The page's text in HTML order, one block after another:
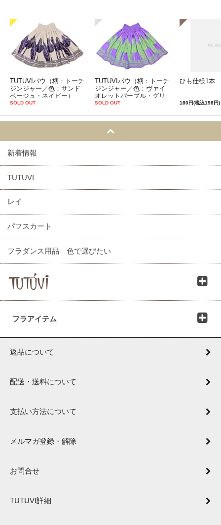
TUTUVIパウ（柄：トーチ
ジンジャー／色：サンド
ベージュ・ネイビー）
SOLD OUT
TUTUVIパウ（柄：トーチ
ジンジャー／色：ヴァイ
オレットパープル・グリ
ーン）
SOLD OUT
ひも仕様1本
180円(税込198円)
新着情報
TUTUVI
レイ
パフスカート
フラダンス用品 色で選びたい
フラアイテム
返品について
配送・送料について
支払い方法について
メルマガ登録・解除
お問合せ
TUTUVI詳細